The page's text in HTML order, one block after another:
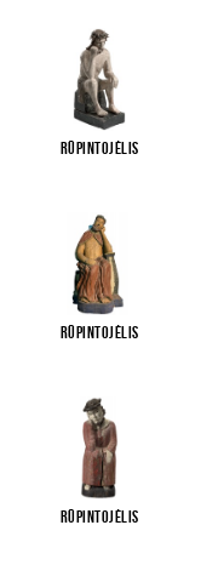
Rūpintojėlis
Rūpintojėlis
Rūpintojėlis